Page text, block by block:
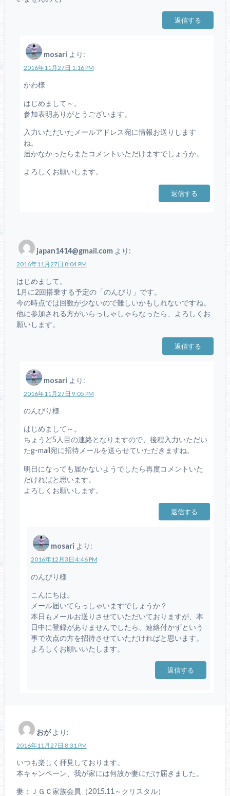
返信する
mosari より:
2016年11月27日 1:16 PM
かわ様
はじめまして～。
参加表明ありがとうございます。
入力いただいたメールアドレス宛に情報お送りします
ね。
届かなかったらまたコメントいただけますでしょうか。
よろしくお願いします。
返信する
japan1414@gmail.com より:
2016年11月27日 8:04 PM
はじめまして。
1月に2回搭乗する予定の「のんびり」です。
今の時点では回数が少ないので難しいかもしれないですね。
他に参加される方がいらっしゃしゃらなったら、よろしくお
願いします。
返信する
mosari より:
2016年11月27日 9:05 PM
のんびり様
はじめまして～。
ちょうど5人目の連絡となりますので、後程入力いただい
たg-mail宛に招待メールを送らせていただきますね。
明日になっても届かないようでしたら再度コメントいた
だければと思います。
よろしくお願いします。
返信する
mosari より:
2016年12月3日 4:46 PM
のんびり様
こんにちは。
メール届いてらっしゃいますでしょうか？
本日もメールお送りさせていただいておりますが、本
日中に登録がありませんでしたら、連絡付かずという
事で次点の方を招待させていただければと思います。
よろしくお願いいたします。
返信する
おが より:
2016年11月27日 8:31 PM
いつも楽しく拝見しております。
本キャンペーン、我が家には何故か妻にだけ届きました。
妻：ＪＧＣ家族会員（2015.11～クリスタル）